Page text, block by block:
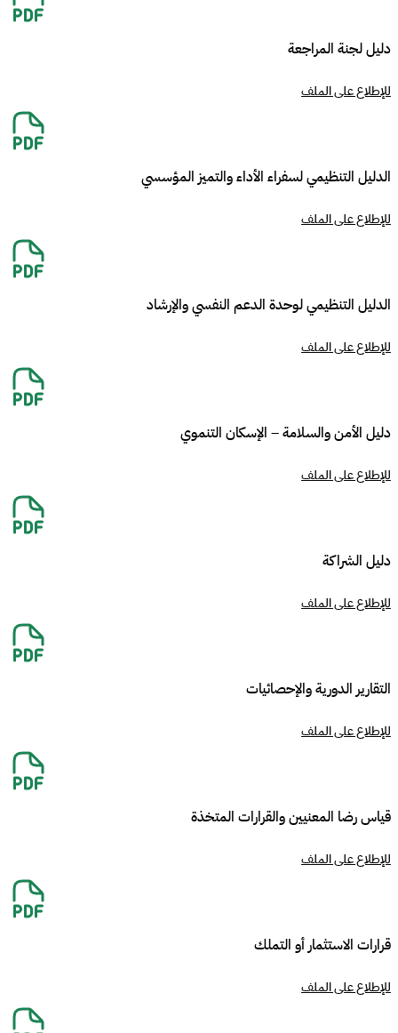
دليل لجنة المراجعة
للإطلاع على الملف
الدليل التنظيمي لسفراء الأداء والتميز المؤسسي
للإطلاع على الملف
الدليل التنظيمي لوحدة الدعم النفسي والإرشاد
للإطلاع على الملف
دليل الأمن والسلامة – الإسكان التنموي
للإطلاع على الملف
دليل الشراكة
للإطلاع على الملف
التقارير الدورية والإحصائيات
للإطلاع على الملف
قياس رضا المعنيين والقرارات المتخذة
للإطلاع على الملف
قرارات الاستثمار أو التملك
للإطلاع على الملف